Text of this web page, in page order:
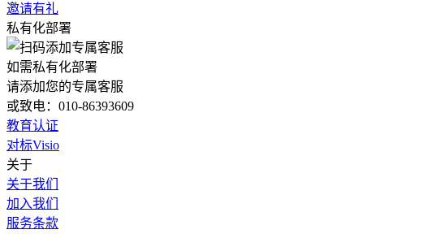
邀请有礼
私有化部署
如需私有化部署
请添加您的专属客服
或致电：010-86393609
教育认证
对标Visio
关于
关于我们
加入我们
服务条款